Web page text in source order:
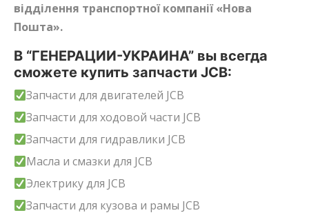
відділення транспортної компанії «Нова
Пошта».
В “ГЕНЕРАЦИИ-УКРАИНА” вы всегда
сможете купить запчасти JCB:
Запчасти для двигателей JCB
Запчасти для ходовой части JCB
Запчасти для гидравлики JCB
Масла и смазки для JCB
Электрику для JCB
Запчасти для кузова и рамы JCB